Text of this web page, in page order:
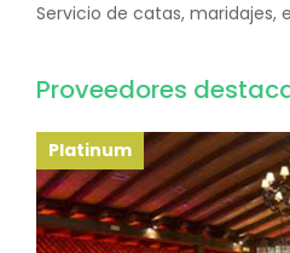
Servicio de catas, maridajes,
Proveedores
Platinum